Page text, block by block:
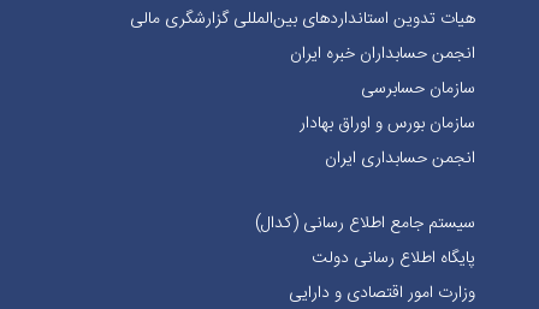
هیات تدوین استانداردهای بین‌المللی گزارشگری مالی
انجمن حسابداران خبره ايران
سازمان حسابرسی
سازمان بورس و اوراق بهادار
انجمن حسابداری ایران
سیستم جامع اطلاع رسانی (کدال)
پایگاه اطلاع رسانی دولت
وزارت امور اقتصادی و دارایی